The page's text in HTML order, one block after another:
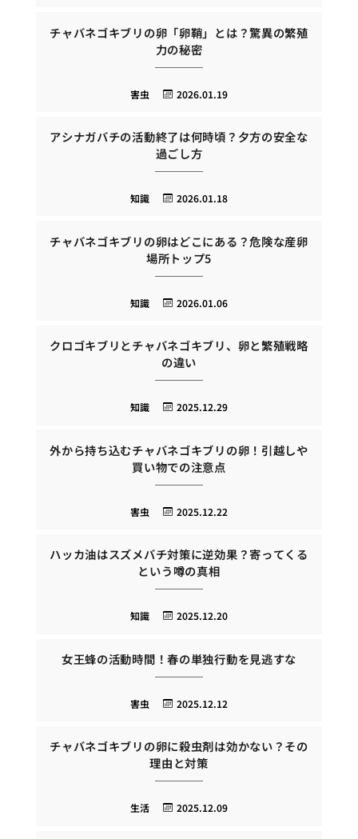
チャバネゴキブリの卵「卵鞘」とは？驚異の繁殖
力の秘密
2026.01.19
害虫
アシナガバチの活動終了は何時頃？夕方の安全な
過ごし方
2026.01.18
知識
チャバネゴキブリの卵はどこにある？危険な産卵
場所トップ5
2026.01.06
知識
クロゴキブリとチャバネゴキブリ、卵と繁殖戦略
の違い
2025.12.29
知識
外から持ち込むチャバネゴキブリの卵！引越しや
買い物での注意点
2025.12.22
害虫
ハッカ油はスズメバチ対策に逆効果？寄ってくる
という噂の真相
2025.12.20
知識
女王蜂の活動時間！春の単独行動を見逃すな
2025.12.12
害虫
チャバネゴキブリの卵に殺虫剤は効かない？その
理由と対策
2025.12.09
生活